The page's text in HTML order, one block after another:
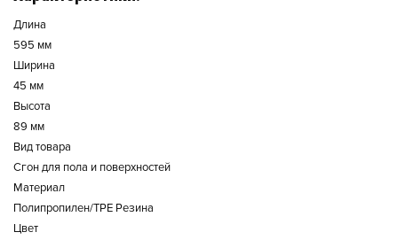
Длина
595 мм
Ширина
45 мм
Высота
89 мм
Вид товара
Сгон для пола и поверхностей
Материал
Полипропилен/TPE Резина
Цвет